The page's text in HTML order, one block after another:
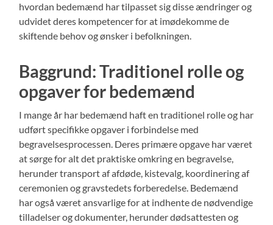
hvordan bedemænd har tilpasset sig disse ændringer og
udvidet deres kompetencer for at imødekomme de
skiftende behov og ønsker i befolkningen.
Baggrund: Traditionel rolle og
opgaver for bedemænd
I mange år har bedemænd haft en traditionel rolle og har
udført specifikke opgaver i forbindelse med
begravelsesprocessen. Deres primære opgave har været
at sørge for alt det praktiske omkring en begravelse,
herunder transport af afdøde, kistevalg, koordinering af
ceremonien og gravstedets forberedelse. Bedemænd
har også været ansvarlige for at indhente de nødvendige
tilladelser og dokumenter, herunder dødsattesten og